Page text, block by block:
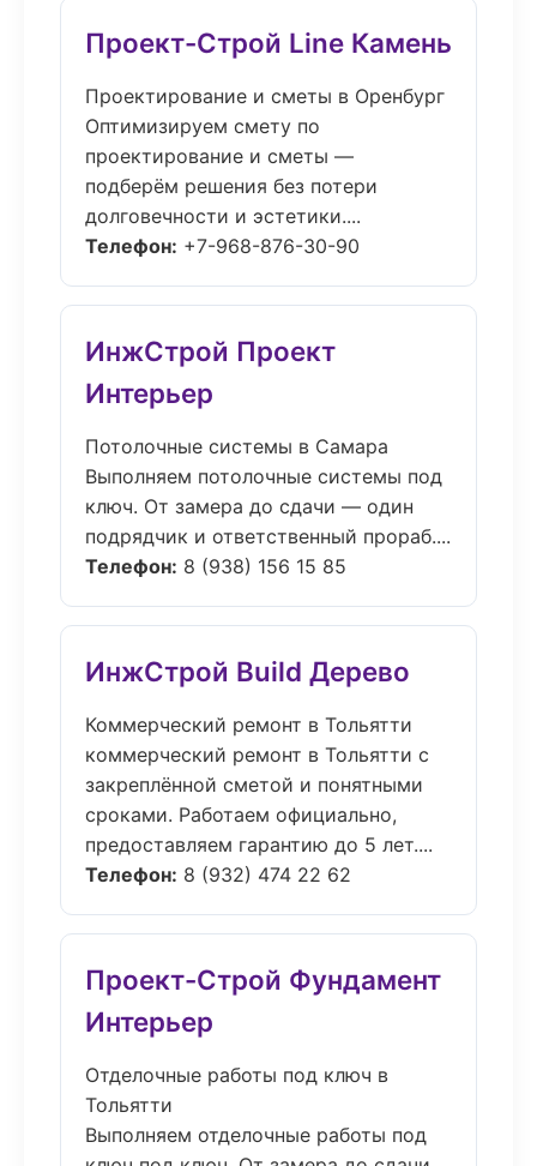
Проект-Строй Line Камень
Проектирование и сметы в Оренбург
Оптимизируем смету по
проектирование и сметы —
подберём решения без потери
долговечности и эстетики....
Телефон: +7-968-876-30-90
ИнжСтрой Проект
Интерьер
Потолочные системы в Самара
Выполняем потолочные системы под
ключ. От замера до сдачи — один
подрядчик и ответственный прораб....
Телефон: 8 (938) 156 15 85
ИнжСтрой Build Дерево
Коммерческий ремонт в Тольятти
коммерческий ремонт в Тольятти с
закреплённой сметой и понятными
сроками. Работаем официально,
предоставляем гарантию до 5 лет....
Телефон: 8 (932) 474 22 62
Проект-Строй Фундамент
Интерьер
Отделочные работы под ключ в
Тольятти
Выполняем отделочные работы под